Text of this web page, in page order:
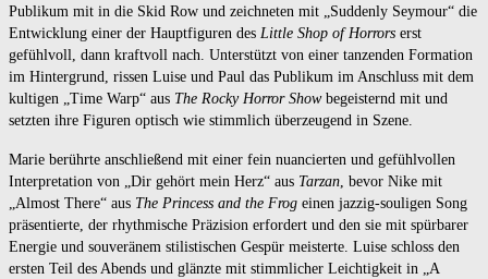
Publikum mit in die Skid Row und zeichneten mit „Suddenly Seymour“ die
Entwicklung einer der Hauptfiguren des Little Shop of Horrors erst
gefühlvoll, dann kraftvoll nach. Unterstützt von einer tanzenden Formation
im Hintergrund, rissen Luise und Paul das Publikum im Anschluss mit dem
kultigen „Time Warp“ aus The Rocky Horror Showbegeisternd mit und
setzten ihre Figuren optisch wie stimmlich überzeugend in Szene.
Marie berührte anschließend mit einer fein nuancierten und gefühlvollen
Interpretation von „Dir gehört mein Herz“ aus Tarzan, bevor Nike mit
„Almost There“ aus The Princess and the Frog einen jazzig-souligen Song
präsentierte, der rhythmische Präzision erfordert und den sie mit spürbarer
Energie und souveränem stilistischen Gespür meisterte. Luise schloss den
ersten Teil des Abends und glänzte mit stimmlicher Leichtigkeit in „A